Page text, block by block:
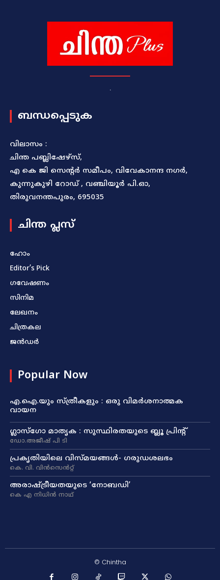
.
ബന്ധപ്പെടുക
വിലാസം :
ചിന്ത പബ്ലിഷേഴ്സ്,
എ കെ ജി സെന്റർ സമീപം, വിവേകാനന്ദ നഗർ,
കുന്നുകുഴി റോഡ് , വഞ്ചിയൂർ പി.ഓ,
തിരുവനന്തപുരം, 695035
ചിന്ത പ്ലസ്
ഹോം
Editor’s Pick
ഗവേഷണം
സിനിമ
ലേഖനം
ചിത്രകല
ജൻഡർ
Popular Now
എ.ഐ.യും സ്ത്രീകളും : ഒരു വിമർശനാത്മക
വായന
ഗ്ലാസ്ഗോ മാതൃക : സുസ്ഥിരതയുടെ ബ്ലൂ പ്രിന്റ്
ഡോ.അജീഷ് പി ടി
പ്രകൃതിയിലെ വിസ്മയങ്ങൾ- ഗരുഡശലഭം
കെ. വി. വിൻസെൻറ്റ്
അരാഷ്‌ട്രീയതയുടെ ‘നോബഡി’
കെ എ നിധിൻ നാഥ്‌
© Chintha